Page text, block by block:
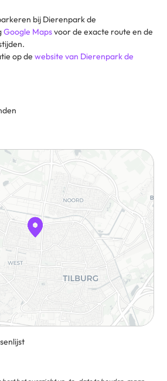
bij Dierenpark de
Google Mapsvoor de exacte route en de
op de website van Dierenpark de